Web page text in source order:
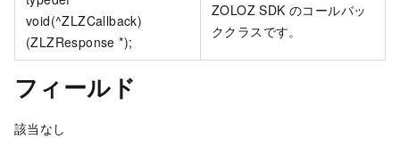
void(^ZLZCallback)
(ZLZResponse *);
ZOLOZ SDK のコールバッ
ククラスです。
フィールド
該当なし